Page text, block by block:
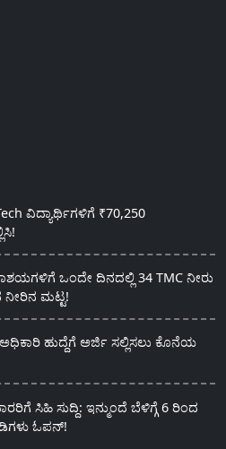
ವಿದ್ಯಾರ್ಥಿಗಳಿಗೆ ₹70,250
ಒಂದೇ ದಿನದಲ್ಲಿ 34 TMC ನೀರು
ನೀರಿನ ಮಟ್ಟ!
ಹುದ್ದೆಗೆ ಅರ್ಜಿ ಸಲ್ಲಿಸಲು ಕೊನೆಯ
ಸಿಹಿ ಸುದ್ದಿ: ಇನ್ಮುಂದೆ ಬೆಳಿಗ್ಗೆ 6 ರಿಂದ
ಓಪನ್!